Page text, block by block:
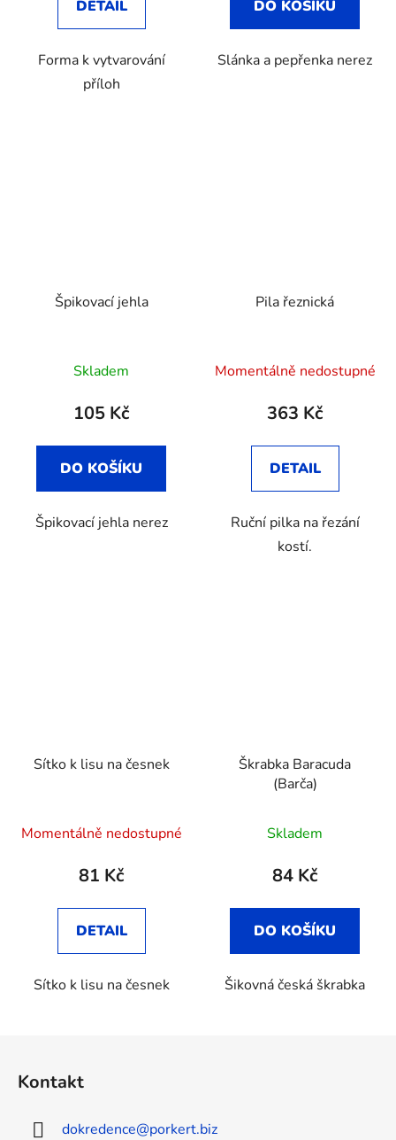
DETAIL
Forma k vytvarování
příloh
DO KOŠÍKU
Slánka a pepřenka nerez
Špikovací jehla
Skladem
105 Kč
DO KOŠÍKU
Špikovací jehla nerez
Pila řeznická
hodnocení
produktu
3,7
z
hvězdiček.
Momentálně nedostupné
363 Kč
DETAIL
Ruční pilka na řezání
kostí.
Sítko k lisu na česnek
hodnocení
produktu
3,8
z
hvězdiček.
Momentálně nedostupné
81 Kč
DETAIL
Sítko k lisu na česnek
Škrabka Baracuda
(Barča)
Skladem
84 Kč
DO KOŠÍKU
Šikovná česká škrabka
Kontakt
dokredence@porkert.biz